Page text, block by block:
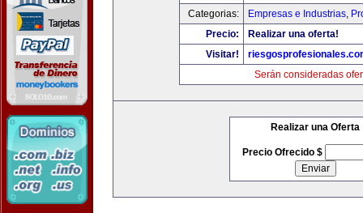
Categorias:
Empresas e Industrias,
Precio:
Realizar una oferta!
Visitar!
Serán consideradas
Realizar una Oferta
Precio Ofrecido $